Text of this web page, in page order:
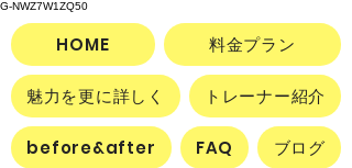
G-NWZ7W1ZQ50
HOME 料金プラン
魅力を更に詳しく トレーナー紹介
before&after FAQ ブログ